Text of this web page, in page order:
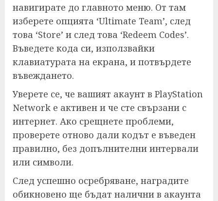
навигирате до главното меню. От там
изберете опцията ‘Ultimate Team’, след
това ‘Store’ и след това ‘Redeem Codes’.
Въведете кода си, използвайки
клавиатурата на екрана, и потвърдете
въвеждането.
Уверете се, че вашият акаунт в PlayStation
Network е активен и че сте свързани с
интернет. Ако срещнете проблеми,
проверете отново дали кодът е въведен
правилно, без допълнителни интервали
или символи.
След успешно осребряване, наградите
обикновено ще бъдат налични в акаунта